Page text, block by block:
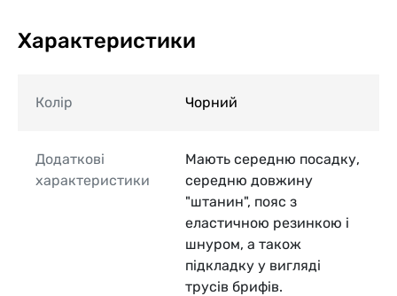
Характеристики
Колір Чорний
Додаткові
характеристики
Мають середню посадку,
середню довжину
"штанин", пояс з
еластичною резинкою і
шнуром, а також
підкладку у вигляді
трусів брифів.